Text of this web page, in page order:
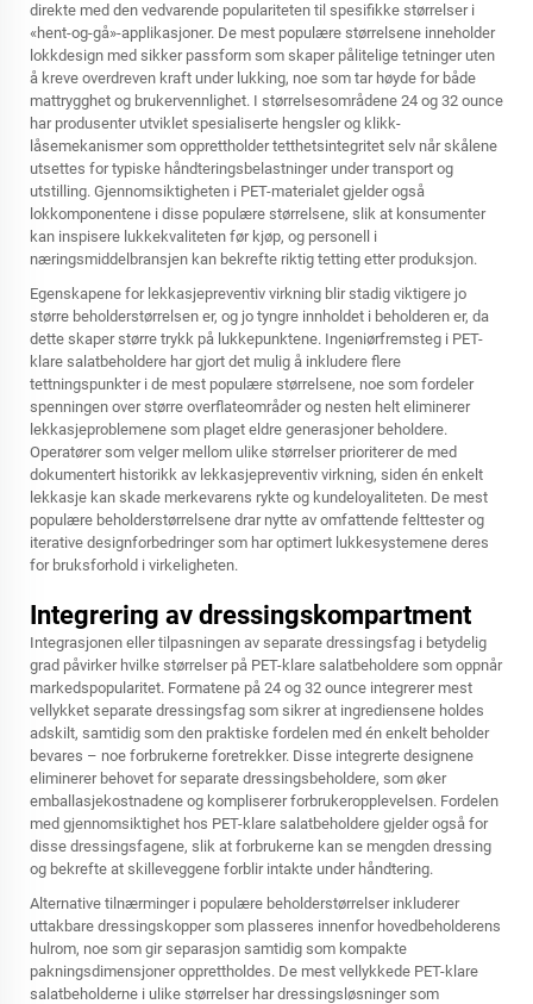
direkte med den vedvarende populariteten til spesifikke størrelser i
«hent-og-gå»-applikasjoner. De mest populære størrelsene inneholder
lokkdesign med sikker passform som skaper pålitelige tetninger uten
å kreve overdreven kraft under lukking, noe som tar høyde for både
mattrygghet og brukervennlighet. I størrelsesområdene 24 og 32 ounce
har produsenter utviklet spesialiserte hengsler og klikk-
låsemekanismer som opprettholder tetthetsintegritet selv når skålene
utsettes for typiske håndteringsbelastninger under transport og
utstilling. Gjennomsiktigheten i PET-materialet gjelder også
lokkomponentene i disse populære størrelsene, slik at konsumenter
kan inspisere lukkekvaliteten før kjøp, og personell i
næringsmiddelbransjen kan bekrefte riktig tetting etter produksjon.
Egenskapene for lekkasjepreventiv virkning blir stadig viktigere jo
større beholderstørrelsen er, og jo tyngre innholdet i beholderen er, da
dette skaper større trykk på lukkepunktene. Ingeniørfremsteg i PET-
klare salatbeholdere har gjort det mulig å inkludere flere
tettningspunkter i de mest populære størrelsene, noe som fordeler
spenningen over større overflateområder og nesten helt eliminerer
lekkasjeproblemene som plaget eldre generasjoner beholdere.
Operatører som velger mellom ulike størrelser prioriterer de med
dokumentert historikk av lekkasjepreventiv virkning, siden én enkelt
lekkasje kan skade merkevarens rykte og kundeloyaliteten. De mest
populære beholderstørrelsene drar nytte av omfattende felttester og
iterative designforbedringer som har optimert lukkesystemene deres
for bruksforhold i virkeligheten.
Integrering av dressingskompartment
Integrasjonen eller tilpasningen av separate dressingsfag i betydelig
grad påvirker hvilke størrelser på PET-klare salatbeholdere som oppnår
markedspopularitet. Formatene på 24 og 32 ounce integrerer mest
vellykket separate dressingsfag som sikrer at ingrediensene holdes
adskilt, samtidig som den praktiske fordelen med én enkelt beholder
bevares – noe forbrukerne foretrekker. Disse integrerte designene
eliminerer behovet for separate dressingsbeholdere, som øker
emballasjekostnadene og kompliserer forbrukeropplevelsen. Fordelen
med gjennomsiktighet hos PET-klare salatbeholdere gjelder også for
disse dressingsfagene, slik at forbrukerne kan se mengden dressing
og bekrefte at skilleveggene forblir intakte under håndtering.
Alternative tilnærminger i populære beholderstørrelser inkluderer
uttakbare dressingskopper som plasseres innenfor hovedbeholderens
hulrom, noe som gir separasjon samtidig som kompakte
pakningsdimensjoner opprettholdes. De mest vellykkede PET-klare
salatbeholderne i ulike størrelser har dressingsløsninger som